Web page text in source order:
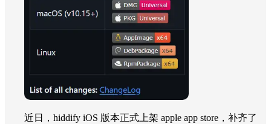
近日，hiddify iOS 版本正式上架 apple app store，补齐了